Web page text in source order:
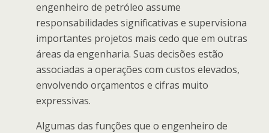
engenheiro de petróleo assume
responsabilidades significativas e supervisiona
importantes projetos mais cedo que em outras
áreas da engenharia. Suas decisões estão
associadas a operações com custos elevados,
envolvendo orçamentos e cifras muito
expressivas.
Algumas das funções que o engenheiro de